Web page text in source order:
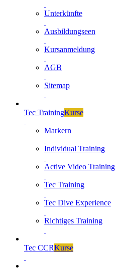
Unterkünfte
Ausbildungseen
Kursanmeldung
AGB
Sitemap
Tec TrainingKurse
Markern
Individual Training
Active Video Training
Tec Training
Tec Dive Experience
Richtiges Training
Tec CCRKurse